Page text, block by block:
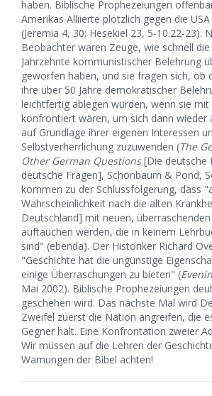
haben. Biblische Prophezeiungen
Amerikas Alliierte plötzlich gegen die
(Jeremia 4, 30; Hesekiel 23, 5-10.22-23).
Beobachter waren Zeuge, wie schnell
Jahrzehnte kommunistischer Belehrung
geworfen haben, und sie fragen sich, ob
ihre über 50 Jahre demokratischer
leichtfertig ablegen würden, wenn sie mit
konfrontiert wären, um sich dann wieder
auf Grundlage ihrer eigenen Interessen
Selbstverherrlichung zuzuwenden (The
Other German Questions[Die deutsche
deutsche Fragen], Schönbaum & Pond,
kommen zu der Schlussfolgerung, dass
Wahrscheinlichkeit nach die alten
Deutschland] mit neuen,
auftauchen werden, die in keinem
sind" (ebenda). Der Historiker Richard
"Geschichte hat die ungünstige
einige Überraschungen zu bieten" (
Mai 2002). Biblische Prophezeiungen
geschehen wird. Das nächste Mal wird
Zweifel zuerst die Nation angreifen, die
Gegner hält. Eine Konfrontation zweier
Wir müssen auf die Lehren der
Warnungen der Bibel achten!